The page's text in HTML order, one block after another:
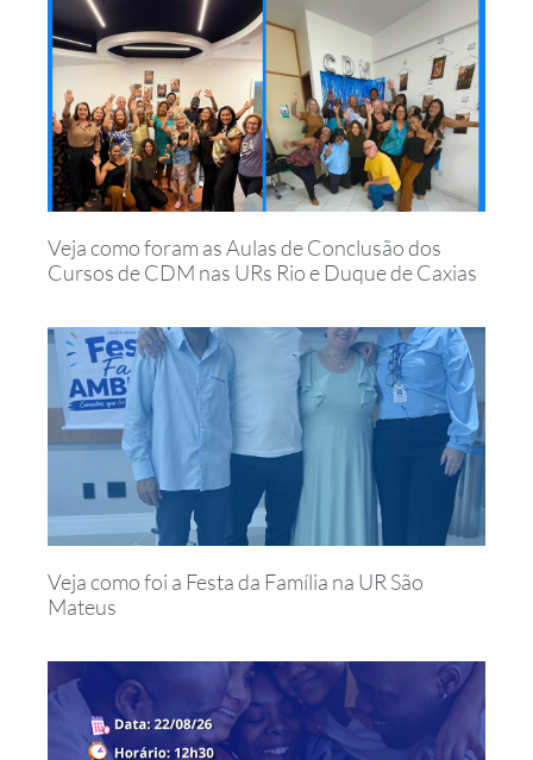
Veja como foram as Aulas de Conclusão dos
Cursos de CDM nas URs Rio e Duque de Caxias
Veja como foi a Festa da Família na UR São
Mateus